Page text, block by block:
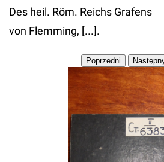
Des heil. Röm. Reichs Grafens
von Flemming, [...].